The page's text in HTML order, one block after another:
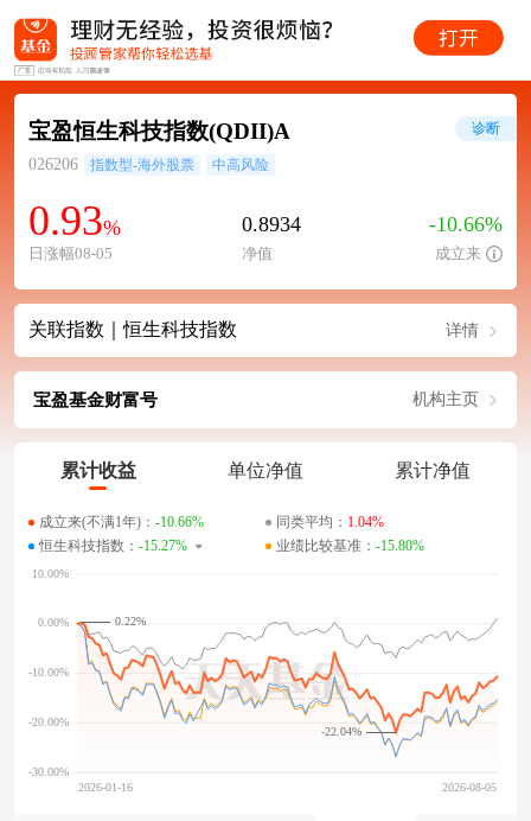
宝盈恒生科技指数(QDII)A
026206 指数型-海外股票 中高风险
0.93%
日涨幅08-05
0.8934
净值
-10.66%
成立来
诊断
关联指数｜恒生科技指数 详情
宝盈基金财富号 机构主页
累计收益 单位净值 累计净值
成立来(不满1年)： -10.66% 同类平均： 1.04%
恒生科技指数： -15.27% 业绩比较基准： -15.80%
-22.04%
0.22%